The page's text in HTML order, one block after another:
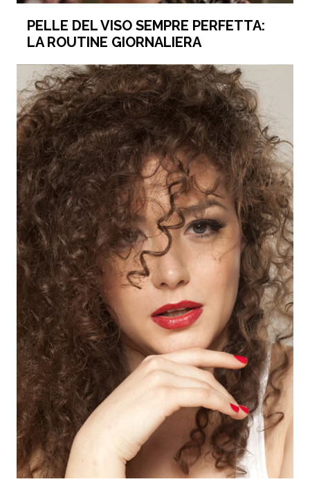
PELLE DEL VISO SEMPRE PERFETTA:
LA ROUTINE GIORNALIERA